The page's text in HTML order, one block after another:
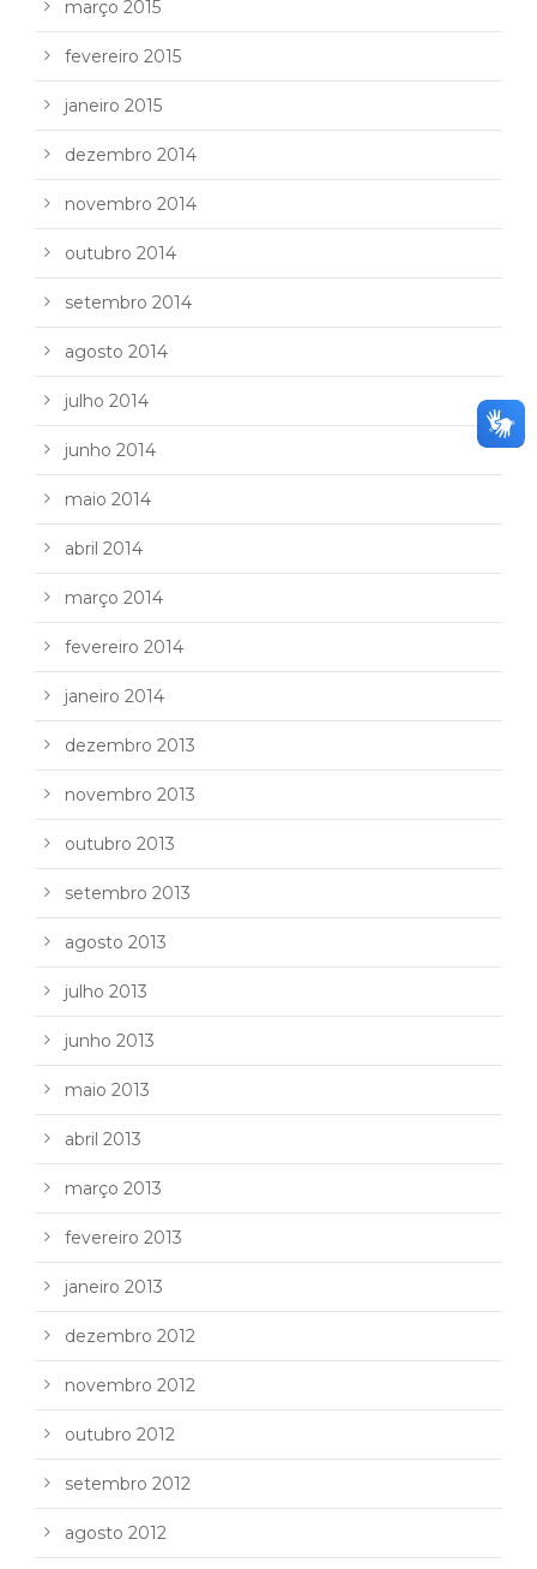
março 2015
fevereiro 2015
janeiro 2015
dezembro 2014
novembro 2014
outubro 2014
setembro 2014
agosto 2014
julho 2014
junho 2014
maio 2014
abril 2014
março 2014
fevereiro 2014
janeiro 2014
dezembro 2013
novembro 2013
outubro 2013
setembro 2013
agosto 2013
julho 2013
junho 2013
maio 2013
abril 2013
março 2013
fevereiro 2013
janeiro 2013
dezembro 2012
novembro 2012
outubro 2012
setembro 2012
agosto 2012